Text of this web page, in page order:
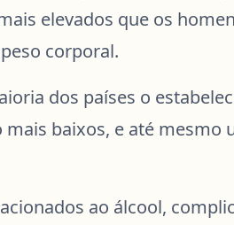
elevados que os
corporal.
dos países o
baixos, e até mesmo
ao álcool,